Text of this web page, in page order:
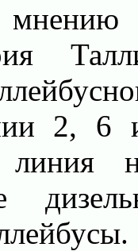
2, 6
линия